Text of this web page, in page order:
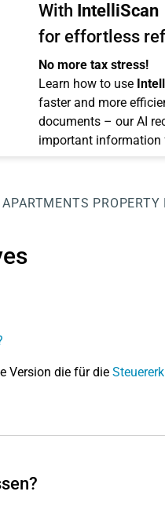
With IntelliScan
for effortless
No more tax stress!
Learn how to use
faster and more
documents – our AI
important information
PROPERTY
Version die für die